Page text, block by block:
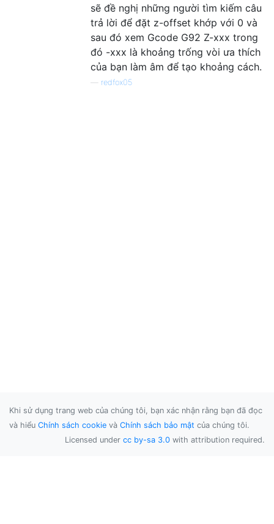
sẽ đề nghị những người tìm kiếm câu
trả lời để đặt z-offset khớp với 0 và
sau đó xem Gcode G92 Z-xxx trong
đó -xxx là khoảng trống vòi ưa thích
của bạn làm âm để tạo khoảng cách.
redfox05
Khi sử dụng trang web của chúng tôi, bạn xác nhận rằng bạn đã đọc
và hiểu Chính sách cookie và Chính sách bảo mật của chúng tôi.
Licensed under cc by-sa 3.0 with attribution required.